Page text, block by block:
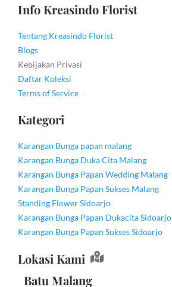
Info Kreasindo Florist
Tentang Kreasindo Florist
Blogs
Kebijakan Privasi
Daftar Koleksi
Terms of Service
Kategori
Karangan Bunga papan malang
Karangan Bunga Duka Cita Malang
Karangan Bunga Papan Wedding Malang
Karangan Bunga Papan Sukses Malang
Standing Flower Sidoarjo
Karangan Bunga Papan Dukacita Sidoarjo
Karangan Bunga Papan Sukses Sidoarjo
Lokasi Kami
Batu Malang